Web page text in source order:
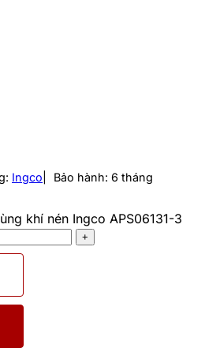
Ingco Bảo hành: 6 tháng
khí nén Ingco APS06131-3